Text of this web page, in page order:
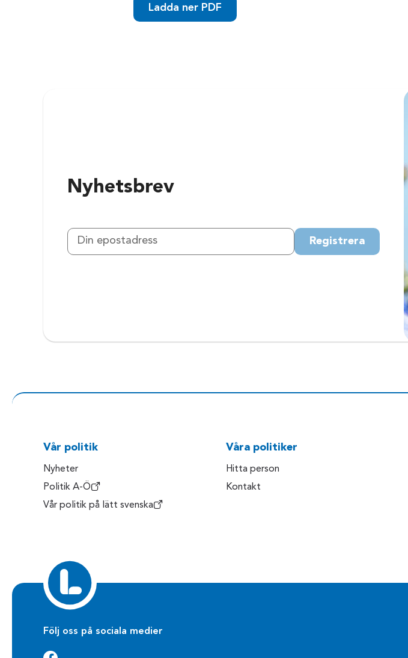
Ladda ner PDF
Nyhetsbrev
Registrera
Vår politik
Nyheter
Politik A-Ö
Vår politik på lätt svenska
Våra politiker
Hitta person
Kontakt
Följ oss på sociala medier